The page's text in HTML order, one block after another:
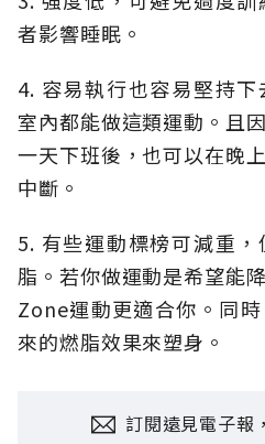
者影響睡眠。
4. 容易執行也容易堅持
室內都能做這類運動。且
一天下班後，也可以在晚
中斷。
5. 有些運動標榜可減重
脂。若你做運動是希望能
Zone運動更適合你。同
來的燃脂效果來塑身。
訂閱遠見電子報